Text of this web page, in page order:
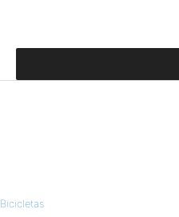
contenido
Bicicletas
ARO